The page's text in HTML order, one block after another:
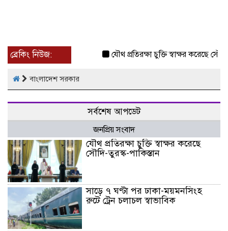
ব্রেকিং নিউজ: যৌথ প্রতিরক্ষা চুক্তি স্বাক্ষর করেছে
বাংলাদেশ সরকার
সর্বশেষ আপডেট
জনপ্রিয় সংবাদ
যৌথ প্রতিরক্ষা চুক্তি স্বাক্ষর করেছে
সৌদি-তুরস্ক-পাকিস্তান
সাড়ে ৭ ঘণ্টা পর ঢাকা-ময়মনসিংহ
রুটে ট্রেন চলাচল স্বাভাবিক